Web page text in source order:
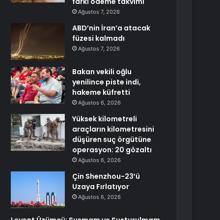
Ağustos 7, 2026
ABD’nin İran’a atacak
füzesi kalmadı
Ağustos 7, 2026
Bakan vekili oğlu
yenilince piste indi,
hakeme küfretti
Ağustos 6, 2026
Yüksek kilometreli
araçların kilometresini
düşüren suç örgütüne
operasyon: 20 gözaltı
Ağustos 6, 2026
Çin Shenzhou-23’ü
Uzaya Fırlatıyor
Ağustos 6, 2026